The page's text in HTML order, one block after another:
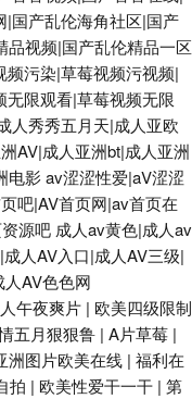
|国产乱伦海角社区|国产
视频|国产乱伦精品一区
污染|草莓视频污视频|
限观看|草莓视频无限
人秀秀五月天|成人亚欧
AV|成人亚洲bt|成人亚洲
电影av涩涩性爱|aV涩涩
吧|AV首页网|av首页在
源吧 成人av黄色|成人av
人AV入口|成人AV三级|
AV色色网
午夜爽片 | 欧美四级限制
五月狠狠鲁 | A片草莓 |
洲图片欧美在线 | 福利在
拍 | 欧美性爱干一干 | 第